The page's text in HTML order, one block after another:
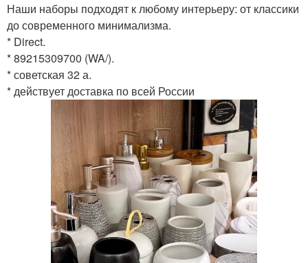
Наши наборы подходят к любому интерьеру: от классики
до современного минимализма.
* Direct.
* 89215309700 (WA/).
* советская 32 а.
* действует доставка по всей России